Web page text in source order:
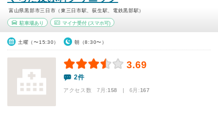
富山県黒部市三日市（東三日市駅、荻生駅、電鉄黒部駅）
駐車場あり マイナ受付(スマホ可)
土曜（〜15:30） 朝（8:30〜）
3.69
2件
アクセス数 7月:158 | 6月:167